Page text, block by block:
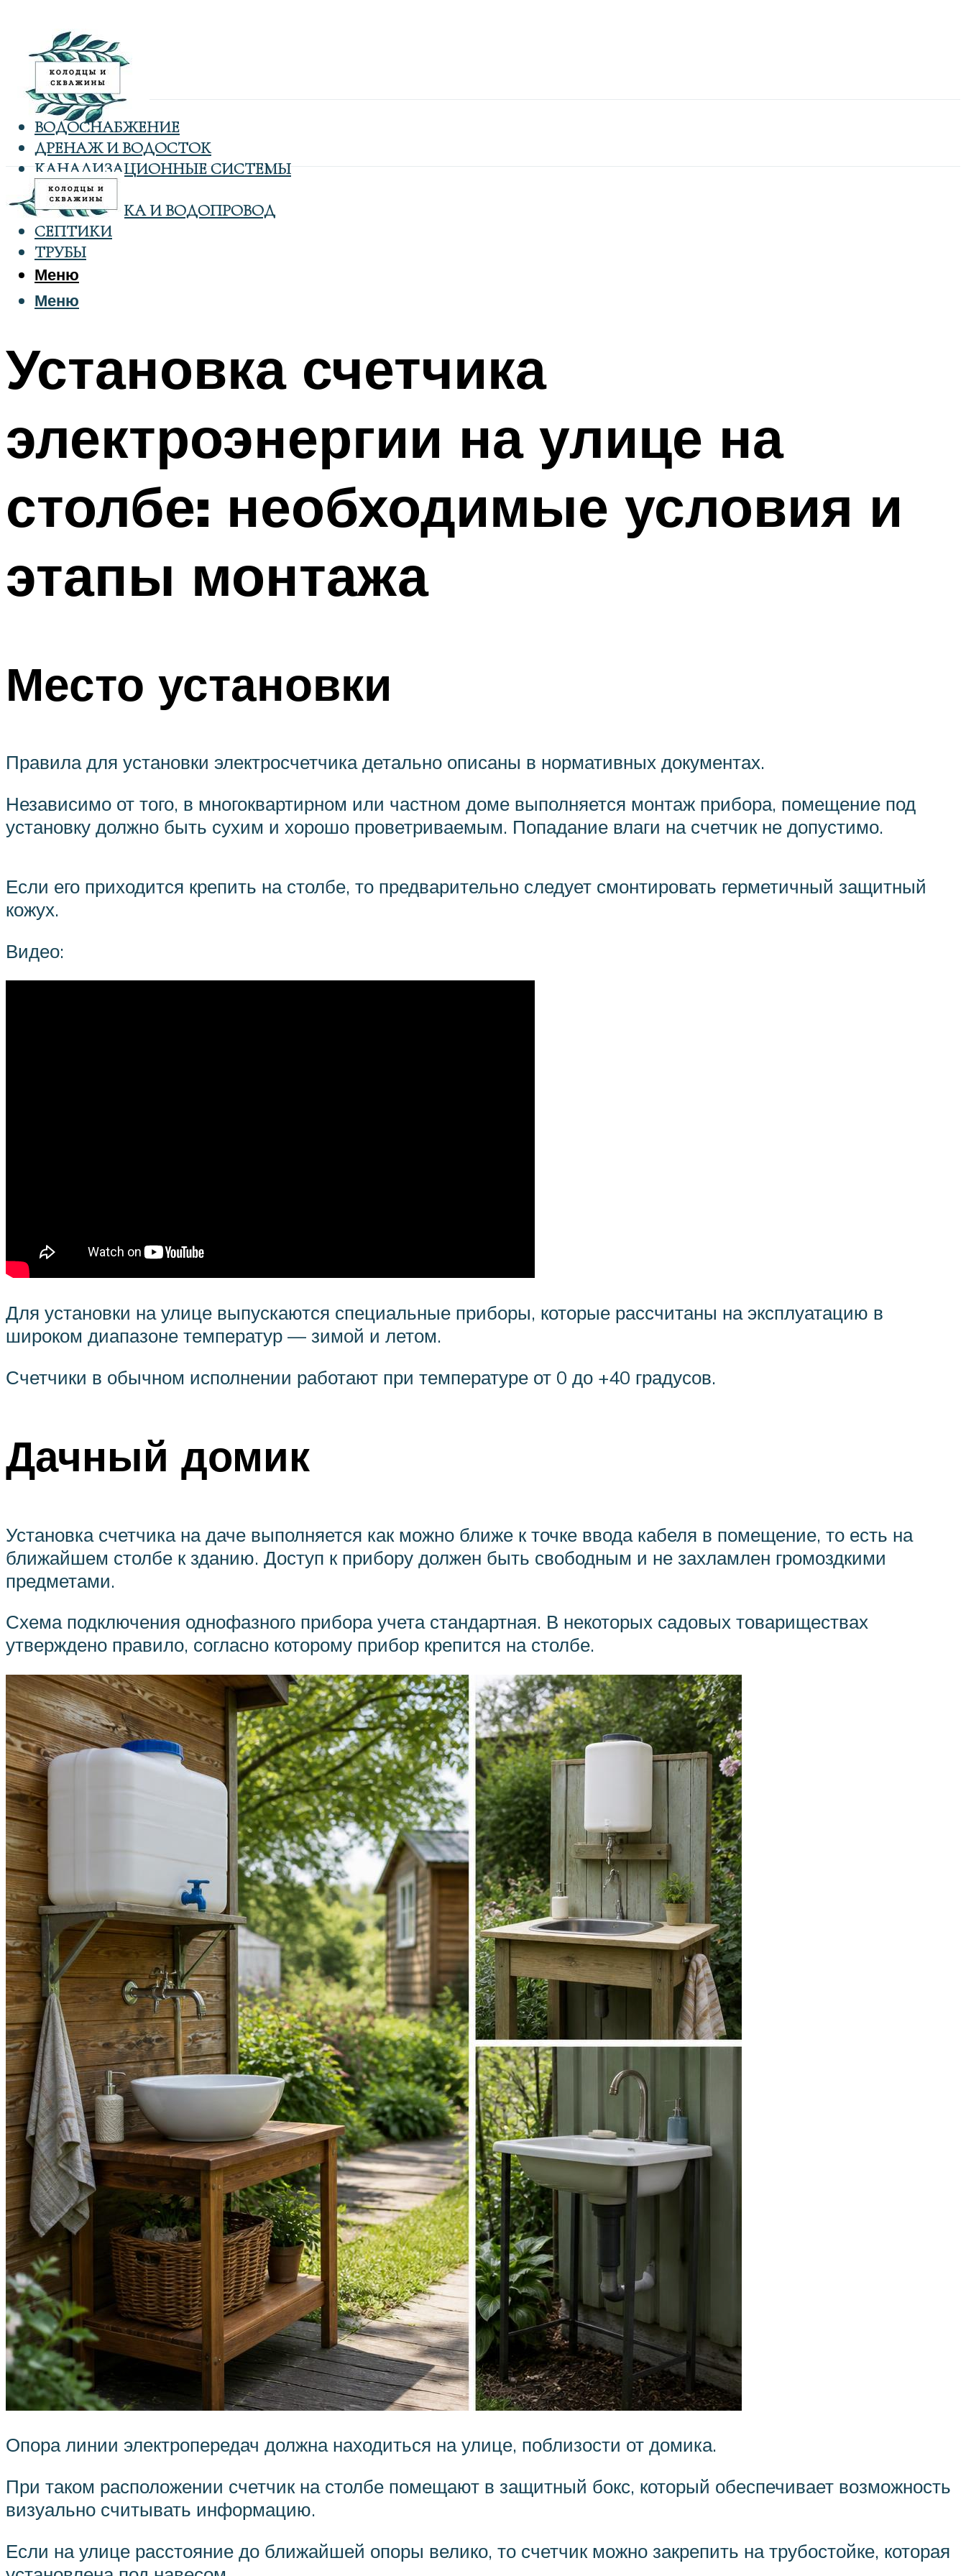
ВОДОСНАБЖЕНИЕ
ДРЕНАЖ И ВОДОСТОК
КАНАЛИЗАЦИОННЫЕ СИСТЕМЫ
КОЛОДЦЫ
САНТЕХНИКА И ВОДОПРОВОД
СЕПТИКИ
ТРУБЫ
Меню
Меню
Установка счетчика
электроэнергии на улице на
столбе: необходимые условия и
этапы монтажа
Место установки
Правила для установки электросчетчика детально описаны в нормативных документах.
Независимо от того, в многоквартирном или частном доме выполняется монтаж прибора, помещение под
установку должно быть сухим и хорошо проветриваемым. Попадание влаги на счетчик не допустимо.
Если его приходится крепить на столбе, то предварительно следует смонтировать герметичный защитный
кожух.
Видео:
Для установки на улице выпускаются специальные приборы, которые рассчитаны на эксплуатацию в
широком диапазоне температур — зимой и летом.
Счетчики в обычном исполнении работают при температуре от 0 до +40 градусов.
Дачный домик
Установка счетчика на даче выполняется как можно ближе к точке ввода кабеля в помещение, то есть на
ближайшем столбе к зданию. Доступ к прибору должен быть свободным и не захламлен громоздкими
предметами.
Схема подключения однофазного прибора учета стандартная. В некоторых садовых товариществах
утверждено правило, согласно которому прибор крепится на столбе.
Опора линии электропередач должна находиться на улице, поблизости от домика.
При таком расположении счетчик на столбе помещают в защитный бокс, который обеспечивает возможность
визуально считывать информацию.
Если на улице расстояние до ближайшей опоры велико, то счетчик можно закрепить на трубостойке, которая